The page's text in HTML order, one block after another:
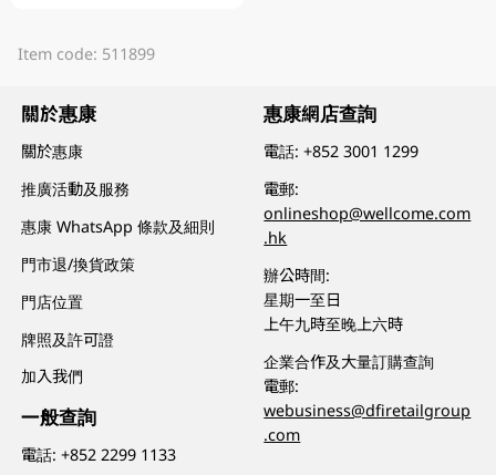
Item code: 511899
關於惠康
關於惠康
推廣活動及服務
惠康 WhatsApp 條款及細則
門市退/換貨政策
門店位置
牌照及許可證
加入我們
一般查詢
電話:+852 2299 1133
惠康網店查詢
電話:+852 3001 1299
電郵:
onlineshop@wellcome.com
.hk
辦公時間:
星期一至日
上午九時至晚上六時
企業合作及大量訂購查詢
電郵:
webusiness@dfiretailgroup
.com